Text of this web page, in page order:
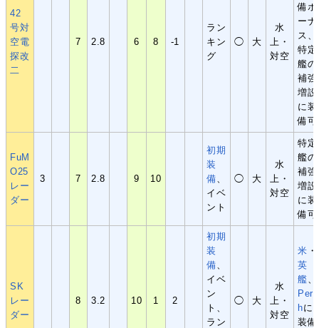
42
号対
空電
探改
二
7 2.8 6 8 -1
ラン
キン
グ
◯ 大
水
上・
対空
備ボ
ーナ
ス、
特定
艦の
補強
増設
に装
備可
FuM
O25
レー
ダー
3 7 2.8 9 10
初期
装
備
イベ
ント
◯ 大
水
上・
対空
特定
艦の
補強
増設
に装
備可
SK
レー
ダー
8 3.2 10 1 2
初期
装
備
イベ
ン
ト、
ラン
◯ 大
水
上・
対空
米 ・
英
艦
Pert
hに
装備